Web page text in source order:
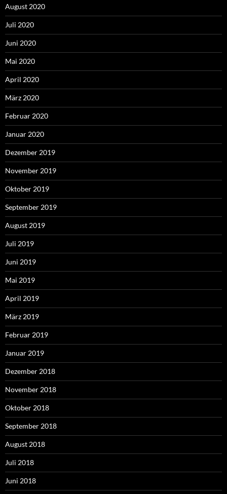
August 2020
Juli 2020
Juni 2020
Mai 2020
April 2020
März 2020
Februar 2020
Januar 2020
Dezember 2019
November 2019
Oktober 2019
September 2019
August 2019
Juli 2019
Juni 2019
Mai 2019
April 2019
März 2019
Februar 2019
Januar 2019
Dezember 2018
November 2018
Oktober 2018
September 2018
August 2018
Juli 2018
Juni 2018